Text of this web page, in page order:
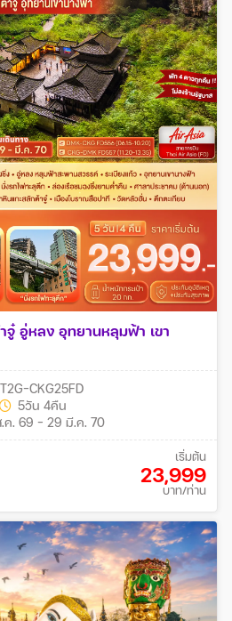
อู่หลง อุทยานหลุมฟ้า เขา
T2G-CKG25FD
5วัน 4คืน
ค. 69 - 29 มี.ค. 70
เริ่มต้น
23,999
บาท/ท่าน